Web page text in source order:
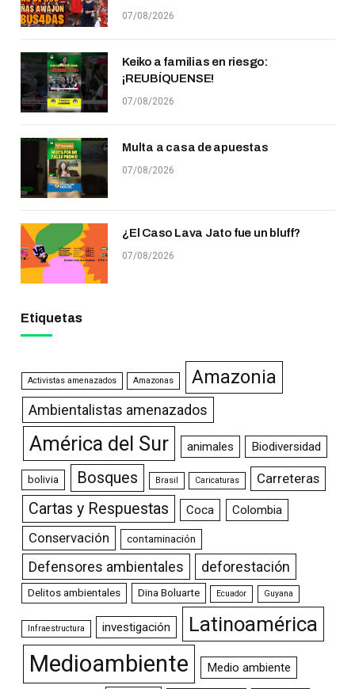
07/08/2026
Keiko a familias en riesgo:
¡REUBÍQUENSE!
07/08/2026
Multa a casa de apuestas
07/08/2026
¿El Caso Lava Jato fue un bluff?
07/08/2026
Etiquetas
Activistas amenazados Amazonas Amazonia
Ambientalistas amenazados
América del Sur animales Biodiversidad
bolivia Bosques Brasil Caricaturas Carreteras
Cartas y Respuestas Coca Colombia
Conservación contaminación
Defensores ambientales deforestación
Delitos ambientales Dina Boluarte Ecuador Guyana
Infraestructura investigación Latinoamérica
Medioambiente Medio ambiente